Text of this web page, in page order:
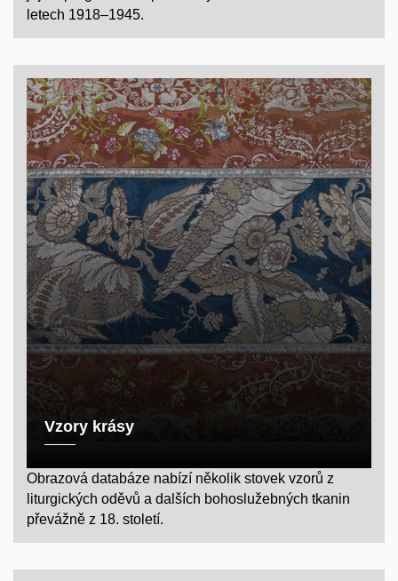
letech 1918–1945.
Vzory krásy
Obrazová databáze nabízí několik stovek vzorů z
liturgických oděvů a dalších bohoslužebných tkanin
převážně z 18. století.